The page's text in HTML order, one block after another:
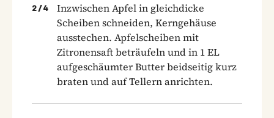
2 /4
Inzwischen Apfel in gleichdicke
Scheiben schneiden, Kerngehäuse
ausstechen. Apfelscheiben mit
Zitronensaft beträufeln und in 1 EL
aufgeschäumter Butter beidseitig kurz
braten und auf Tellern anrichten.